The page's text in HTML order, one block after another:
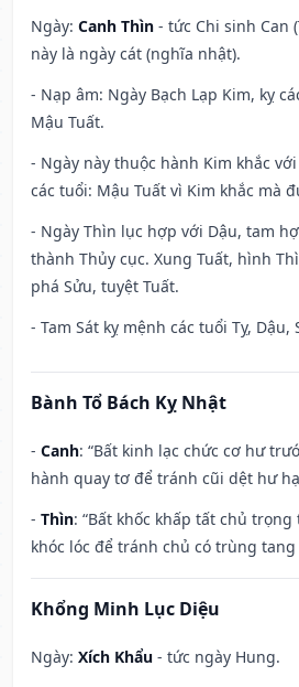
Ngày: Canh Thìn - tức Chi sinh Can
này là ngày cát (nghĩa nhật).
- Nạp âm: Ngày Bạch Lạp Kim, kỵ
Mậu Tuất.
- Ngày này thuộc hành Kim khắc
các tuổi: Mậu Tuất vì Kim khắc mà
- Ngày Thìn lục hợp với Dậu, tam
thành Thủy cục. Xung Tuất, hình
phá Sửu, tuyệt Tuất.
- Tam Sát kỵ mệnh các tuổi Tỵ, Dậu,
Bành Tổ Bách Kỵ Nhật
- Canh: “Bất kinh lạc chức cơ hư
hành quay tơ để tránh cũi dệt hư
- Thìn: “Bất khốc khấp tất chủ trọng
khóc lóc để tránh chủ có trùng tang
Khổng Minh Lục Diệu
Ngày: Xích Khẩu - tức ngày Hung.